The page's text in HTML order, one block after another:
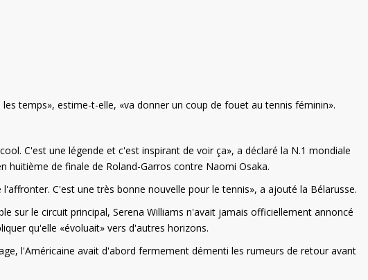
temps», estime-t-elle, «va donner un coup de fouet au tennis féminin».
C'est une légende et c'est inspirant de voir ça», a déclaré la N.1 mondiale
huitième de finale de Roland-Garros contre Naomi Osaka.
C'est une très bonne nouvelle pour le tennis», a ajouté la Bélarusse.
sur le circuit principal, Serena Williams n'avait jamais officiellement annoncé
qu'elle «évoluait» vers d'autres horizons.
l'Américaine avait d'abord fermement démenti les rumeurs de retour avant